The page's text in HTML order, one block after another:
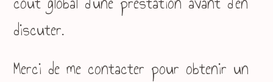
discuter.
Merci de me contacter pour obtenir un